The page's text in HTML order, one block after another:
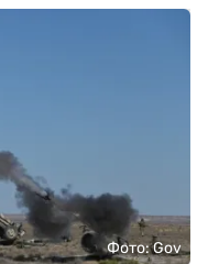
Фото: Gov